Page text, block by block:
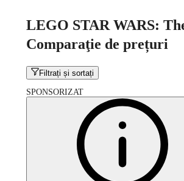
LEGO STAR WARS:
Comparaţie de prețuri
Filtrați și sortați
SPONSORIZAT